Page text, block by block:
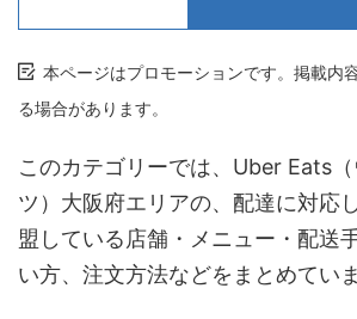
本ページはプロモーションです。掲載内
る場合があります。
このカテゴリーでは、Uber Eats
ツ）大阪府エリアの、配達に対応
盟している店舗・メニュー・配送
い方、注文方法などをまとめていま